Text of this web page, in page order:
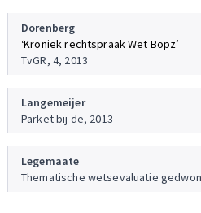
Dorenberg
‘Kroniek rechtspraak Wet Bopz’
TvGR, 4, 2013
Langemeijer
Parket bij de, 2013
Legemaate
Thematische wetsevaluatie